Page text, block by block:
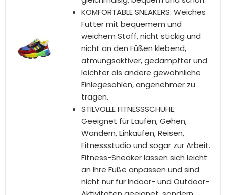
Material: EVA-Sohle + Mesh-
Obermaterial, bequem und
atmungsaktiv
【Verstellbare Schnürung】: Diese
Wanderschuhe Design mit
klassischem Schnürverschluss für
ein verstellbares Tragen, einfach
an- und auszuziehen.
Atmungsaktives Obermaterial:
Atmungsaktives Innenfutter und
Mesh-Obermaterial sorgen für
schnelleres Trocknen, lassen Ihre
Füße frei atmungsaktiv und
bequem.
35,99 €